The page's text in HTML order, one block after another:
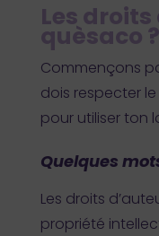
Les droits
quèsaco ?
Commençons
dois respecter
pour utiliser ton
Quelques
Les droits
propriété